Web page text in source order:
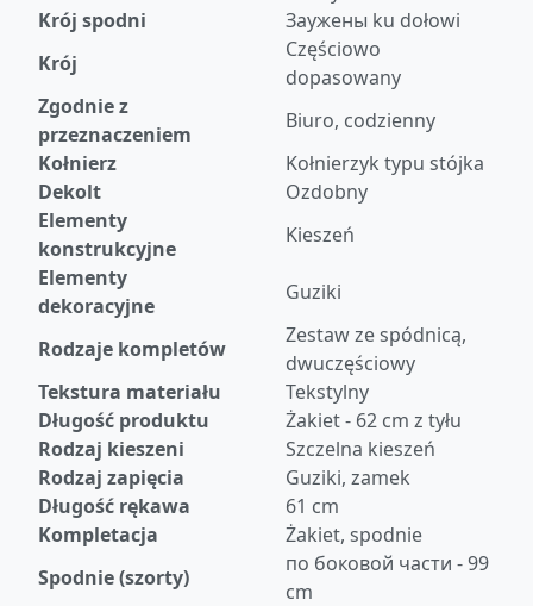
Krój spodni
Заужены ku dołowi
Krój
Częściowo
dopasowany
Zgodnie z
przeznaczeniem
Biuro, codzienny
Kołnierz
Kołnierzyk typu stójka
Dekolt
Ozdobny
Elementy
konstrukcyjne
Kieszeń
Elementy
dekoracyjne
Guziki
Rodzaje kompletów
Zestaw ze spódnicą,
dwuczęściowy
Tekstura materiału
Tekstylny
Długość produktu
Żakiet - 62 cm z tyłu
Rodzaj kieszeni
Szczelna kieszeń
Rodzaj zapięcia
Guziki, zamek
Długość rękawa
61 cm
Kompletacja
Żakiet, spodnie
Spodnie (szorty)
по боковой части - 99
cm